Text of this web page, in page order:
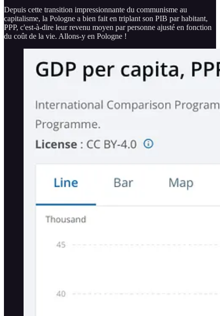
Depuis cette transition impressionnante du communisme au
capitalisme, la Pologne a bien fait en triplant son PIB par habitant,
PPP, c'est-à-dire leur revenu moyen par personne ajusté en fonction
du coût de la vie. Allons-y en Pologne !